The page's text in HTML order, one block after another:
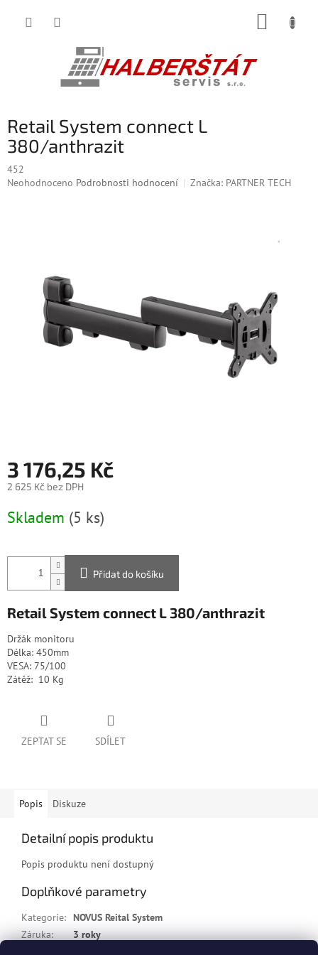
Retail System connect L
380/anthrazit
452
Průměrné
hvězdiček.
Neohodnoceno Podrobnosti hodnocení Značka: PARTNER TECH
3 176,25 Kč
2 625 Kč bez DPH
cena:
Skladem (5 ks)
Přidat do košíku
Retail System connect L 380/anthrazit
Držák monitoru
Délka: 450mm
VESA: 75/100
Zátěž: 10 Kg
ZEPTAT SE SDÍLET
Popis Diskuze
Detailní popis produktu
Popis produktu není dostupný
Doplňkové parametry
Kategorie: NOVUS Reital System
Záruka: 3 roky